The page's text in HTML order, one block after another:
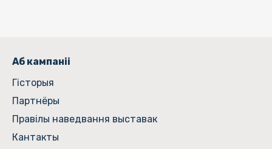
Аб кампаніі
Гiсторыя
Партнёры
Правілы наведвання выставак
Кантакты